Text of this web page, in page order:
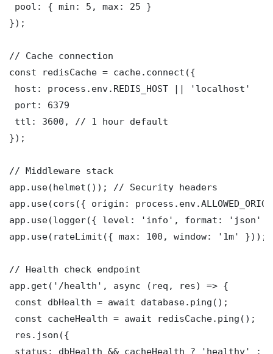
pool: { min: 5, max: 25 }
});
// Cache connection
const redisCache = cache.connect({
host: process.env.REDIS_HOST || 'localhost'
port: 6379
ttl: 3600, // 1 hour default
});
// Middleware stack
app.use(helmet()); // Security headers
app.use(cors({ origin:
app.use(logger({ level: 'info', format: 'json'
app.use(rateLimit({ max: 100, window: '1m' }));
// Health check endpoint
app.get('/health', async (req, res) => {
const dbHealth = await database.ping();
const cacheHealth = await redisCache.ping();
res.json({
status: dbHealth && cacheHealth ? 'healthy' :